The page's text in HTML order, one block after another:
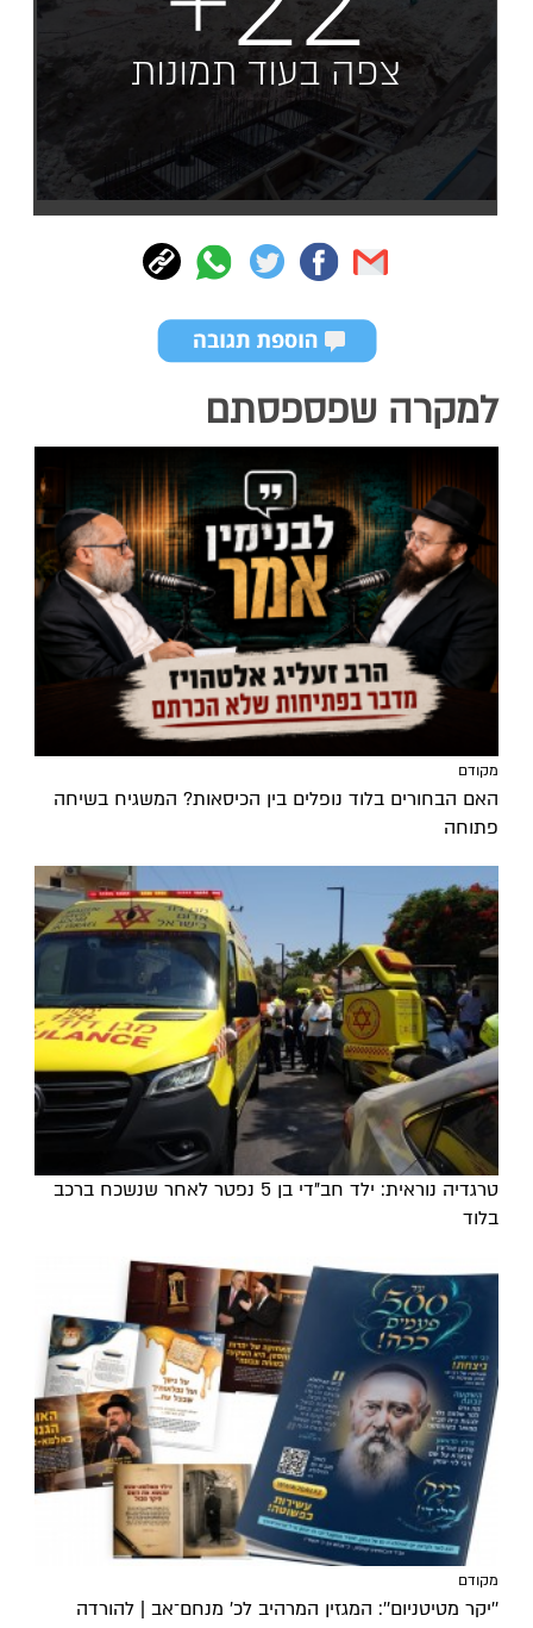
צפה בעוד תמונות
למקרה שפספסתם
מקודם
האם הבחורים בלוד נופלים בין הכיסאות? המשגיח בשיחה
פתוחה
טרגדיה נוראית: ילד חב"די בן 5 נפטר לאחר שנשכח ברכב
בלוד
מקודם
''יקר מטיטניום'': המגזין המרהיב לכ’ מנחם־אב | להורדה